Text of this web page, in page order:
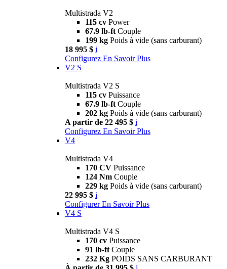
Multistrada V2
115 cv Power
67.9 lb-ft Couple
199 kg Poids à vide (sans carburant)
18 995 $ i
Configurez En Savoir Plus
V2 S
Multistrada V2 S
115 cv Puissance
67.9 lb-ft Couple
202 kg Poids à vide (sans carburant)
A partir de 22 495 $ i
Configurez En Savoir Plus
V4
Multistrada V4
170 CV Puissance
124 Nm Couple
229 kg Poids à vide (sans carburant)
22 995 $ i
Configurer En Savoir Plus
V4 S
Multistrada V4 S
170 cv Puissance
91 lb-ft Couple
232 Kg POIDS SANS CARBURANT